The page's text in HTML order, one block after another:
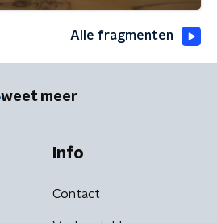
Alle fragmenten
weet meer
Info
Contact